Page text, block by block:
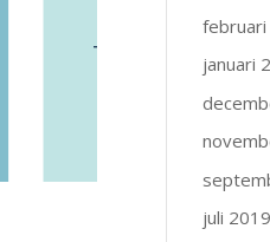
januari
juli 2019